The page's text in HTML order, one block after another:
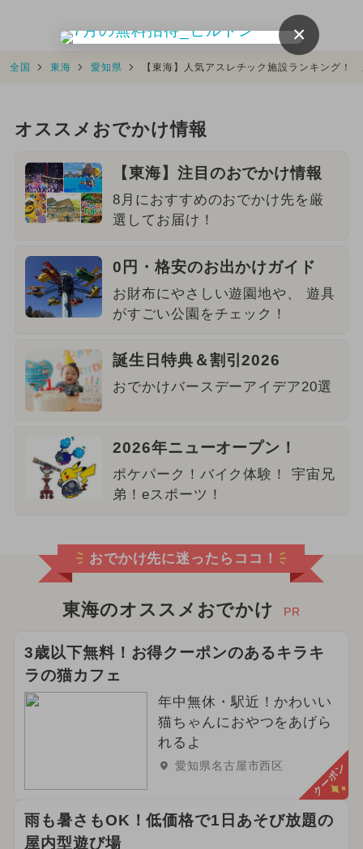
全国 東海 愛知県 【東海】人気アスレチック施設ランキング
オススメおでかけ情報
【東海】注目のおでかけ情報
8月におすすめのおでかけ先を厳
選してお届け！
0円・格安のお出かけガイド
お財布にやさしい遊園地や、 遊具
がすごい公園をチェック！
誕生日特典＆割引2026
おでかけバースデーアイデア20選
2026年ニューオープン！
ポケパーク！バイク体験！ 宇宙兄
弟！eスポーツ！
おでかけ先に迷ったらココ！
東海のオススメおでかけ PR
3歳以下無料！お得クーポンのあるキラキ
ラの猫カフェ
年中無休・駅近！かわいい
猫ちゃんにおやつをあげら
れるよ
愛知県名古屋市西区 クーポン
雨も暑さもOK！低価格で1日あそび放題の
屋内型遊び場
×